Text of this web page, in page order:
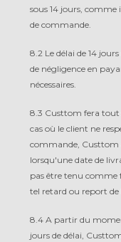
sous 14 jours,
de commande.
8.2 Le délai de 14
de négligence en
nécessaires.
8.3 Custtom fera tout
cas où le client ne
commande, Custtom
lorsqu'une date de
pas être tenu comme
tel retard ou report de
8.4 A partir du
jours de délai,